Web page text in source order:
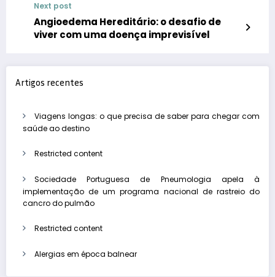
Next post
Angioedema Hereditário: o desafio de
viver com uma doença imprevisível
Artigos recentes
Viagens longas: o que precisa de saber para chegar com
saúde ao destino
Restricted content
Sociedade Portuguesa de Pneumologia apela à
implementação de um programa nacional de rastreio do
cancro do pulmão
Restricted content
Alergias em época balnear